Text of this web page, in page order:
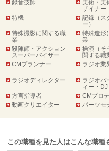
録音技師
美術・美
ザイナー
特機
記録（ス
ー）
特殊撮影に関する職
業
特殊造形
業
殺陣師・アクション
スーパーバイザー
操演（そ
関する職
CMプランナー ラジオ業
ラジオディレクター
ラジオパ
ィー・DJ
方言指導者
CMプロ
動画クリエイター
パーツモ
この職種を見た人はこんな職種